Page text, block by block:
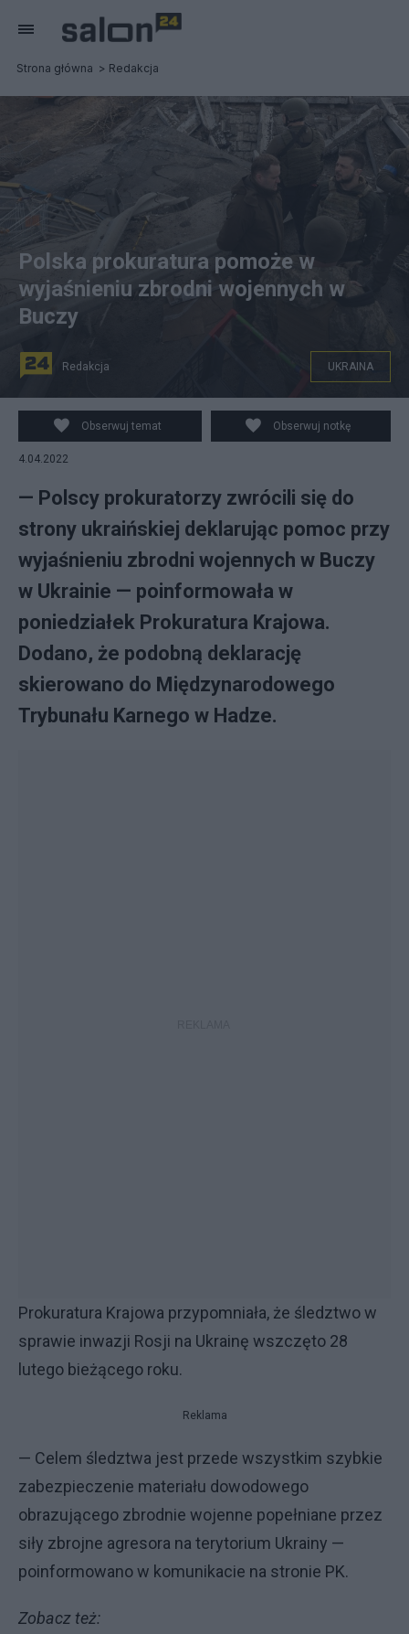
Strona główna Redakcja
źródło: PAP
Polska prokuratura pomoże w
wyjaśnieniu zbrodni wojennych w
Buczy
Redakcja UKRAINA
Obserwuj temat Obserwuj notkę
4.04.2022
— Polscy prokuratorzy zwrócili się do
strony ukraińskiej deklarując pomoc przy
wyjaśnieniu zbrodni wojennych w Buczy
w Ukrainie — poinformowała w
poniedziałek Prokuratura Krajowa.
Dodano, że podobną deklarację
skierowano do Międzynarodowego
Trybunału Karnego w Hadze.
Prokuratura Krajowa przypomniała, że śledztwo w
sprawie inwazji Rosji na Ukrainę wszczęto 28
lutego bieżącego roku.
Reklama
— Celem śledztwa jest przede wszystkim szybkie
zabezpieczenie materiału dowodowego
obrazującego zbrodnie wojenne popełniane przez
siły zbrojne agresora na terytorium Ukrainy —
poinformowano w komunikacie na stronie PK.
Zobacz też: